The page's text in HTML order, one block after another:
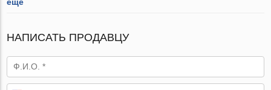
НАПИСАТЬ ПРОДАВЦУ